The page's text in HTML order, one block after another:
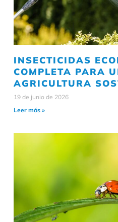
INSECTICIDAS
COMPLETA PARA
AGRICULTURA
19 de junio de 2026
Leer más »